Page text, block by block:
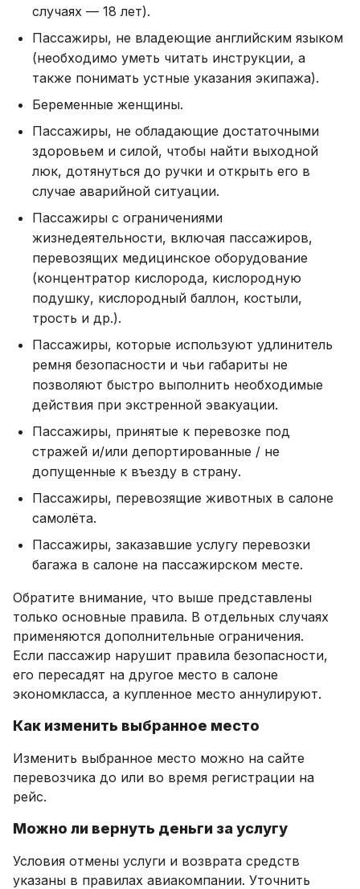
случаях — 18 лет).
Пассажиры, не владеющие английским языком
(необходимо уметь читать инструкции, а
также понимать устные указания экипажа).
Беременные женщины.
Пассажиры, не обладающие достаточными
здоровьем и силой, чтобы найти выходной
люк, дотянуться до ручки и открыть его в
случае аварийной ситуации.
Пассажиры с ограничениями
жизнедеятельности, включая пассажиров,
перевозящих медицинское оборудование
(концентратор кислорода, кислородную
подушку, кислородный баллон, костыли,
трость и др.).
Пассажиры, которые используют удлинитель
ремня безопасности и чьи габариты не
позволяют быстро выполнить необходимые
действия при экстренной эвакуации.
Пассажиры, принятые к перевозке под
стражей и/или депортированные / не
допущенные к въезду в страну.
Пассажиры, перевозящие животных в салоне
самолёта.
Пассажиры, заказавшие услугу перевозки
багажа в салоне на пассажирском месте.
Обратите внимание, что выше представлены
только основные правила. В отдельных случаях
применяются дополнительные ограничения.
Если пассажир нарушит правила безопасности,
его пересадят на другое место в салоне
экономкласса, а купленное место аннулируют.
Как изменить выбранное место
Изменить выбранное место можно на сайте
перевозчика до или во время регистрации на
рейс.
Можно ли вернуть деньги за услугу
Условия отмены услуги и возврата средств
указаны в правилах авиакомпании. Уточнить